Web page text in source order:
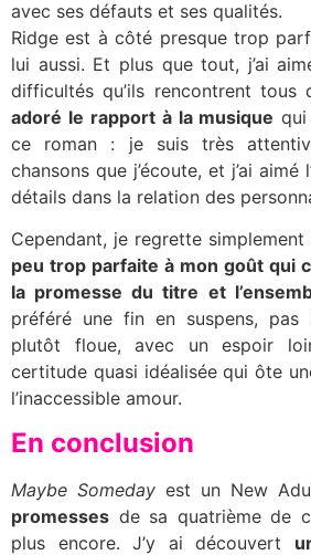
avec ses défauts et ses qualités.
Ridge est à côté presque trop
lui aussi. Et plus que tout, j’ai
difficultés qu’ils rencontrent tous
adoré le rapport à la musique
ce roman : je suis très
chansons que j’écoute, et j’ai aimé
détails dans la relation des
Cependant, je regrette
peu trop parfaite à mon goût qui
la promesse du titre et
préféré une fin en suspens, pas
plutôt floue, avec un espoir
certitude quasi idéalisée qui ôte
l’inaccessible amour.
En conclusion
Maybe Someday est un New
promesses de sa quatrième de
plus encore. J’y ai découvert